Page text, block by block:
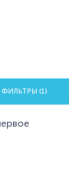
ФИЛЬТРЫ (1)